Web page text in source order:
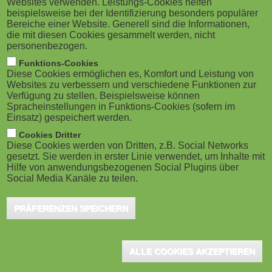
M
o
b
i
l
e
)
g
a
o
n
schulfreien Zeit schauen? Das fragen sich
derzeit viele Lehrkräfte, Eltern und auch die
Schülerinnen und Schüler selbst. Der Deutsche
Bildungsserver hat Empfehlungen für das
multimediale Lernen in einem neuen Online-Dossier
zusammengestellt.
Das Dossier verlinkt zum einen auf verschiedene Online-
Angebote mit Filmen und weiteren multimedialen Inhalten, die für
den Unterricht und insbesondere für das Lernen zuhause
Institut für Film und Bild in Wissenschaft und Unterricht. Dort kann
Arbeitsblätter und interaktive Lerneinheiten abrufen. Ein weiteres
Beispiel ist die Plattform "Planet Schule", ein gemeinsames
Websites verwenden. Leistungs-Cookies helfen
beispielsweise bei der Identifizierung besonders populärer
Bereiche einer Website. Generell sind die Informationen,
die mit diesen Cookies gesammelt werden, nicht
personenbezogen.
Funktions-Cookies
Diese Cookies ermöglichen es, Komfort und Leistung von
Websites zu verbessern und verschiedene Funktionen zur
Verfügung zu stellen. Beispielsweise können
Spracheinstellungen in Funktions-Cookies (sofern im
Einsatz) gespeichert werden.
Cookies Dritter
Diese Cookies werden von Dritten, z.B. Social Networks
gesetzt. Sie werden in erster Linie verwendet, um Inhalte mit
Hilfe von anwendungsbezogenen Social Plugins über
Social Media Kanäle zu teilen.
PRÄFERENZEN SPEICHERN
ALLE COOKIES AKZEPTIEREN